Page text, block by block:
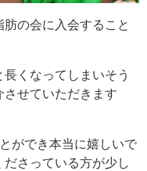
の会に入会すること
くなってしまいそう
せていただきます
ができ本当に嬉しいで
さっている方が少し